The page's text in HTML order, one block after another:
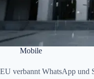
Mobile
EU verbannt WhatsApp und